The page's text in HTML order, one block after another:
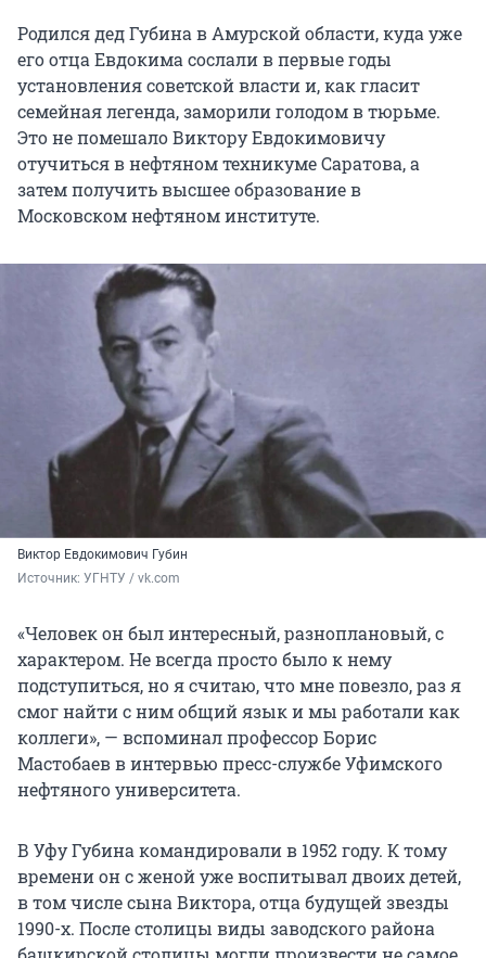
Родился дед Губина в Амурской области, куда уже
его отца Евдокима сослали в первые годы
установления советской власти и, как гласит
семейная легенда, заморили голодом в тюрьме.
Это не помешало Виктору Евдокимовичу
отучиться в нефтяном техникуме Саратова, а
затем получить высшее образование в
Московском нефтяном институте.
Виктор Евдокимович Губин
Источник: УГНТУ / vk.com
«Человек он был интересный, разноплановый, с
характером. Не всегда просто было к нему
подступиться, но я считаю, что мне повезло, раз я
смог найти с ним общий язык и мы работали как
коллеги», — вспоминал профессор Борис
Мастобаев в интервью пресс-службе Уфимского
нефтяного университета.
В Уфу Губина командировали в 1952 году. К тому
времени он с женой уже воспитывал двоих детей,
в том числе сына Виктора, отца будущей звезды
1990-х. После столицы виды заводского района